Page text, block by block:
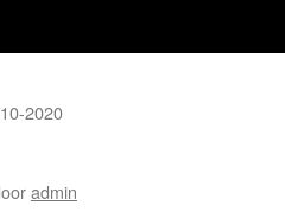
2020
admin